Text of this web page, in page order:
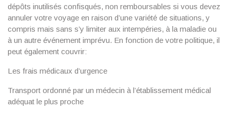
dépôts inutilisés confisqués, non remboursables si vous devez
annuler votre voyage en raison d’une variété de situations, y
compris mais sans s’y limiter aux intempéries, à la maladie ou
à un autre événement imprévu. En fonction de votre politique, il
peut également couvrir:
Les frais médicaux d’urgence
Transport ordonné par un médecin à l’établissement médical
adéquat le plus proche